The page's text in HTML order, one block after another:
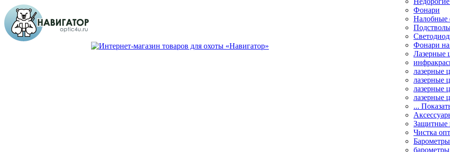
Фонари
Налобные
Фонари на
Лазерные
лазерные
лазерные
лазерные
лазерные
...
Защитные
Чистка
барометры